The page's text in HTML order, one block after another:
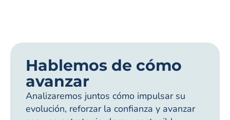
Hablemos de cómo
avanzar
Analizaremos juntos cómo impulsar su
evolución, reforzar la confianza y avanzar